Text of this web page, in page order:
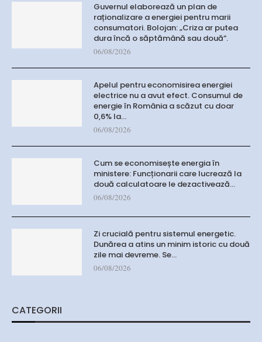
Guvernul elaborează un plan de
raționalizare a energiei pentru marii
consumatori. Bolojan: „Criza ar putea
dura încă o săptămână sau două”.
06/08/2026
Apelul pentru economisirea energiei
electrice nu a avut efect. Consumul de
energie în România a scăzut cu doar
0,6% la…
06/08/2026
Cum se economisește energia în
ministere: Funcționarii care lucrează la
două calculatoare le dezactivează…
06/08/2026
Zi crucială pentru sistemul energetic.
Dunărea a atins un minim istoric cu două
zile mai devreme. Se…
06/08/2026
CATEGORII